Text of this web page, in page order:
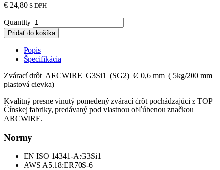
€ 24,80 S DPH
Quantity
Pridať do košíka
Popis
Špecifikácia
Zvárací drôt ARCWIRE G3Si1 (SG2) Ø 0,6 mm ( 5kg/200 mm
plastová cievka).
Kvalitný presne vinutý pomedený zvárací drôt pochádzajúci z TOP
Čínskej fabriky, predávaný pod vlastnou obľúbenou značkou
ARCWIRE.
Normy
EN ISO 14341-A:G3Si1
AWS A5.18:ER70S-6